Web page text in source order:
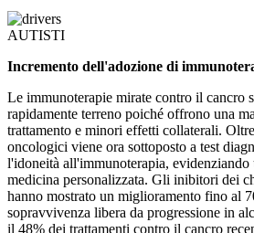
AUTISTI
Incremento dell'adozione di
Le immunoterapie mirate contro il cancro
rapidamente terreno poiché offrono una
trattamento e minori effetti collaterali.
oncologici viene ora sottoposto a test
l'idoneità all'immunoterapia, evidenziando
medicina personalizzata. Gli inibitori dei
hanno mostrato un miglioramento fino al
sopravvivenza libera da progressione in
il 48% dei trattamenti contro il cancro